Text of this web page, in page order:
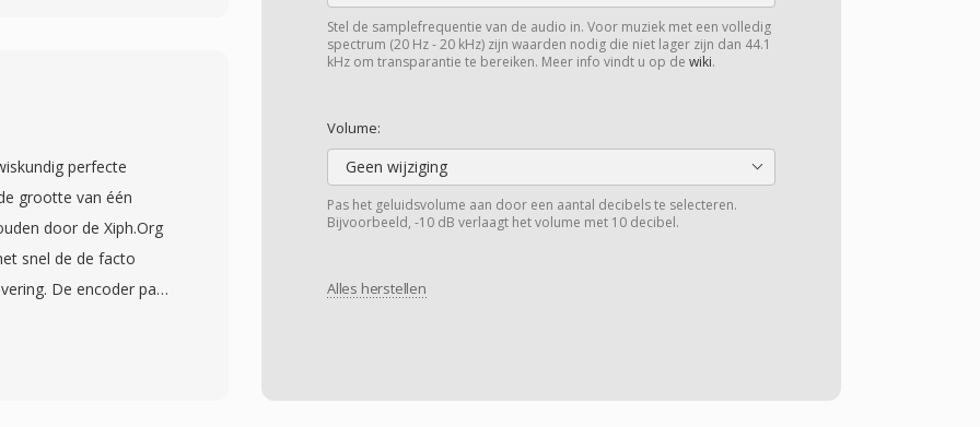
Stel de samplefrequentie van de audio in. Voor muziek met een volledig
spectrum (20 Hz - 20 kHz) zijn waarden nodig die niet lager zijn dan 44.1
kHz om transparantie te bereiken. Meer info vindt u op de wiki.
Volume:
Geen wijziging
Pas het geluidsvolume aan door een aantal decibels te selecteren.
Bijvoorbeeld, -10 dB verlaagt het volume met 10 decibel.
Alles herstellen
vastligt
sluit aan bij de G.711-
de volledige 300-
ook uitgebreide
SLN-
directe
voor realtime
perfecte
grootte van één
door de Xiph.Org
snel de de facto
De encoder past
en codeert